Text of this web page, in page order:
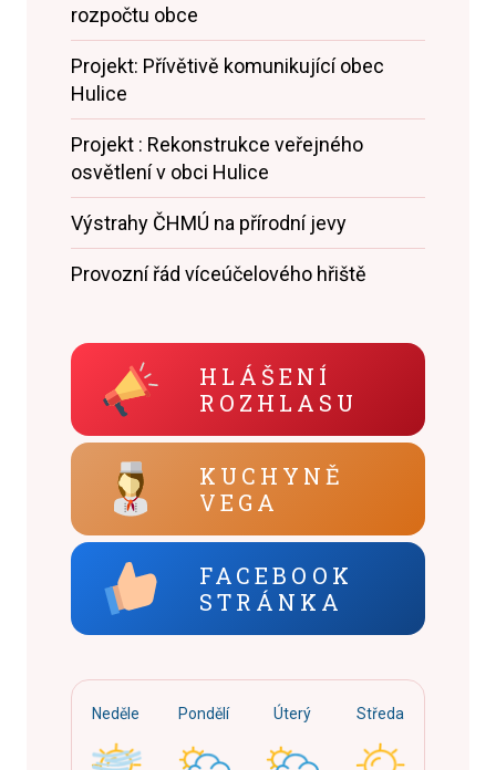
rozpočtu obce
Projekt: Přívětivě komunikující obec
Hulice
Projekt : Rekonstrukce veřejného
osvětlení v obci Hulice
Výstrahy ČHMÚ na přírodní jevy
Provozní řád víceúčelového hřiště
HLÁŠENÍ
ROZHLASU
KUCHYNĚ
VEGA
FACEBOOK
STRÁNKA
Neděle Pondělí Úterý Středa